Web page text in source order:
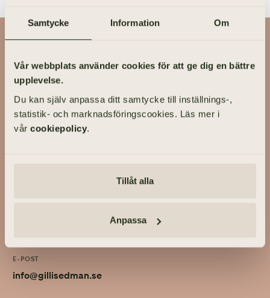
Samtycke Information Om
Vår webbplats använder cookies för att ge dig en bättre
upplevelse.
Du kan själv anpassa ditt samtycke till inställnings-,
statistik- och marknadsföringscookies. Läs mer i
vår cookiepolicy.
Tillåt alla
Anpassa
På Gillis Edman har vi lång erfarenhet av att ta hand om livets
Västsverige hjälper vi kunder utforma personliga bröllop och
familjejuridik.
Om Gillis Edman
Kontakta oss
HBTQI-certifierad
E-POST
info@gillisedman.se